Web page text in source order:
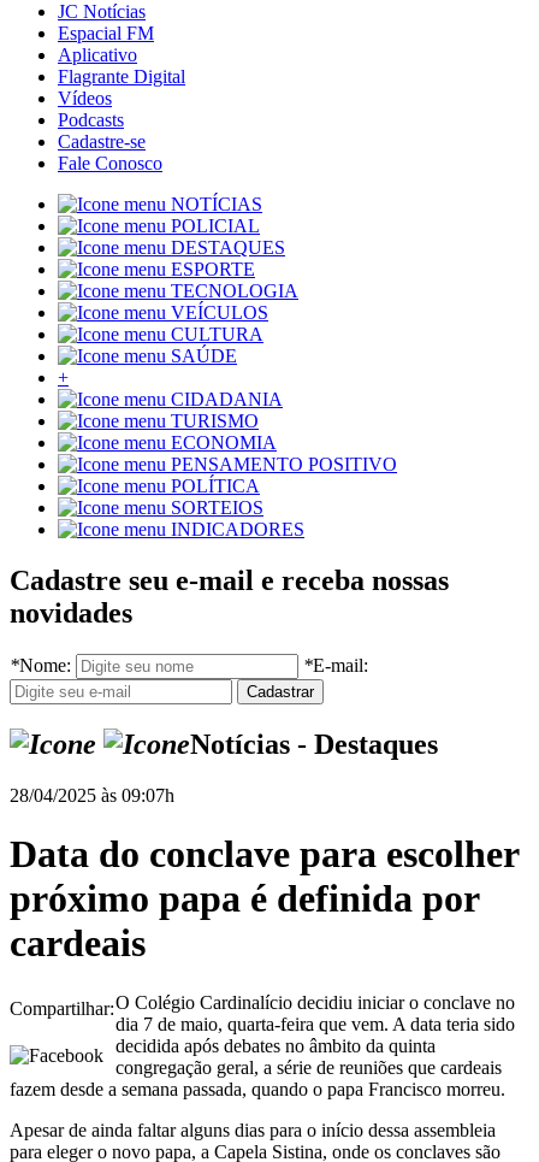
JC Notícias
Espacial FM
Aplicativo
Flagrante Digital
Vídeos
Podcasts
Cadastre-se
Fale Conosco
NOTÍCIAS
POLICIAL
DESTAQUES
ESPORTE
TECNOLOGIA
VEÍCULOS
CULTURA
SAÚDE
+
CIDADANIA
TURISMO
ECONOMIA
PENSAMENTO POSITIVO
POLÍTICA
SORTEIOS
INDICADORES
Cadastre seu e-mail e receba nossas
novidades
*Nome: *E-mail:
Notícias - Destaques
28/04/2025 às 09:07h
Data do conclave para escolher
próximo papa é definida por
cardeais
Compartilhar:O Colégio Cardinalício decidiu iniciar o conclave no
dia 7 de maio, quarta-feira que vem. A data teria sido
decidida após debates no âmbito da quinta
congregação geral, a série de reuniões que cardeais
fazem desde a semana passada, quando o papa Francisco morreu.
Apesar de ainda faltar alguns dias para o início dessa assembleia
para eleger o novo papa, a Capela Sistina, onde os conclaves são